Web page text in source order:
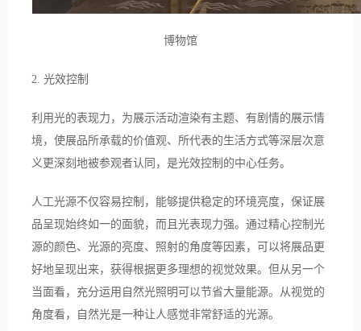
博物馆
2. 光效控制
利用光的表现力，为展示活动渲染有主题、有剧情的展示情
境，使展品所承载的价值观、所代表的生活方式等深层次意
义更深刻地被参观者认同，是光效控制的中心任务。
人工光源不仅容易控制，能够提供稳定的环境亮度，保证展
品呈现始终如一的面貌，而且光表现力强。通过精心控制光
源的颜色、光源的亮度、照射的角度等因素，可以将展品更
好地呈现出来，获得根据更多理想的视觉效果。但从另一个
当面看，充分运用自然光照明可以节省大量能源。从视觉的
角度看，自然光是一种让人感觉非常舒适的光源。